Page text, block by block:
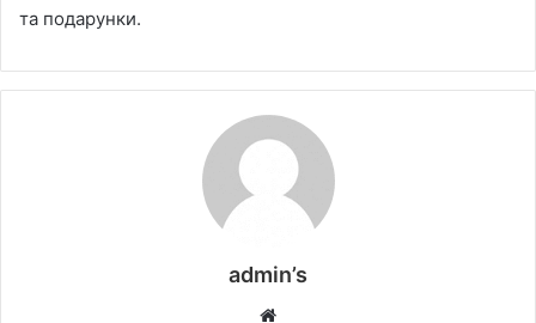
та подарунки.
admin’s